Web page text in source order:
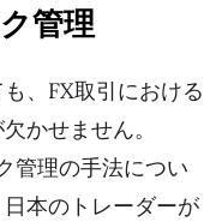
管理
、FX取引における
かせません。
管理の手法につい
本のトレーダーが